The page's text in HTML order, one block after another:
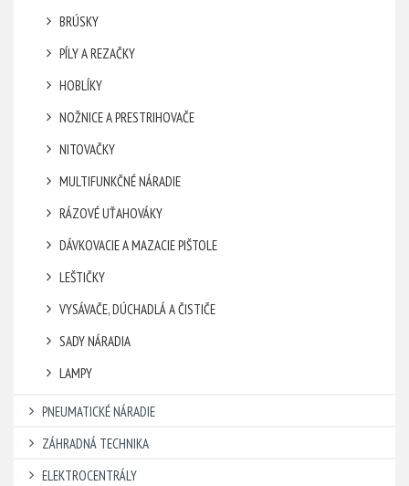
BRÚSKY
PÍLY A REZAČKY
HOBLÍKY
NOŽNICE A PRESTRIHOVAČE
NITOVAČKY
MULTIFUNKČNÉ NÁRADIE
RÁZOVÉ UŤAHOVÁKY
DÁVKOVACIE A MAZACIE PIŠTOLE
LEŠTIČKY
VYSÁVAČE, DÚCHADLÁ A ČISTIČE
SADY NÁRADIA
LAMPY
PNEUMATICKÉ NÁRADIE
ZÁHRADNÁ TECHNIKA
ELEKTROCENTRÁLY